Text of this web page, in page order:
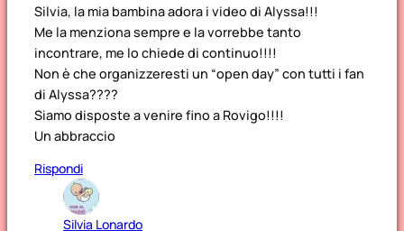
Silvia, la mia bambina adora i video di Alyssa!!!
Me la menziona sempre e la vorrebbe tanto
incontrare, me lo chiede di continuo!!!!
Non è che organizzeresti un “open day” con tutti i fan
di Alyssa????
Siamo disposte a venire fino a Rovigo!!!!
Un abbraccio
Rispondi
Silvia Lonardo